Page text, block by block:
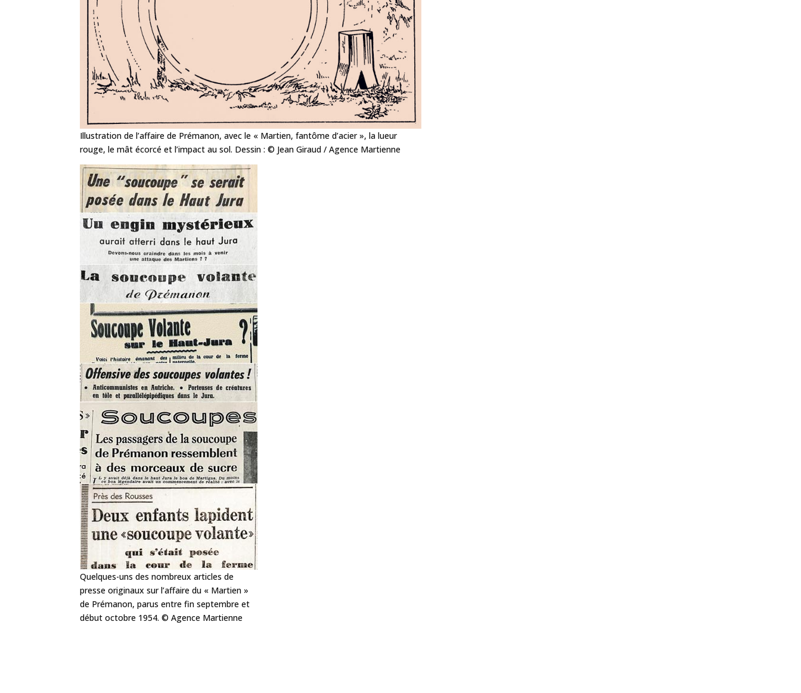
Illustration de l’affaire de Prémanon, avec le « Martien, fantôme d’acier », la lueur
rouge, le mât écorcé et l’impact au sol. Dessin : © Jean Giraud / Agence Martienne
Quelques-uns des nombreux articles de
presse originaux sur l’affaire du « Martien »
de Prémanon, parus entre fin septembre et
début octobre 1954. © Agence Martienne